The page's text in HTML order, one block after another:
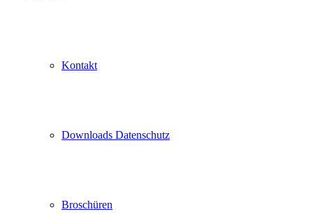
Kontakt
Downloads Datenschutz
Broschüren